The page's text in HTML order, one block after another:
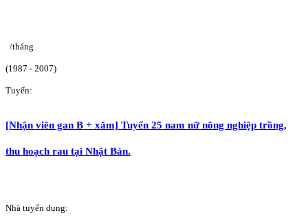
/tháng
(1987 - 2007)
Tuyển:
[Nhận viên gan B + xăm] Tuyển 25 nam nữ nông nghiệp trồng,
thu hoạch rau tại Nhật Bản.
Nhà tuyển dụng: